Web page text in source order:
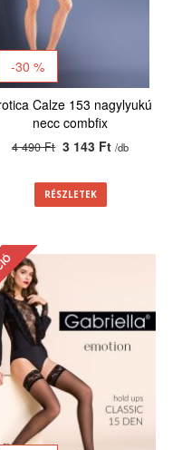
-30 %
Calze 153 nagylyukú
necc combfix
4 490 Ft3 143 Ft/db
RÉSZLETEK